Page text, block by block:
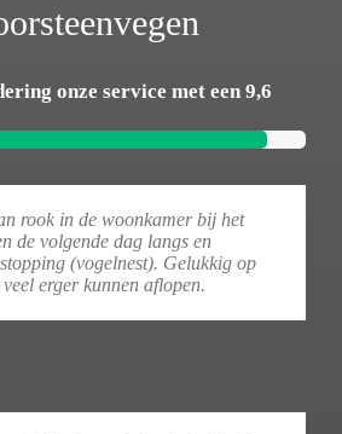
onze service met een 9,6
rook in de woonkamer bij het
de volgende dag langs en
(vogelnest). Gelukkig op
erger kunnen aflopen.